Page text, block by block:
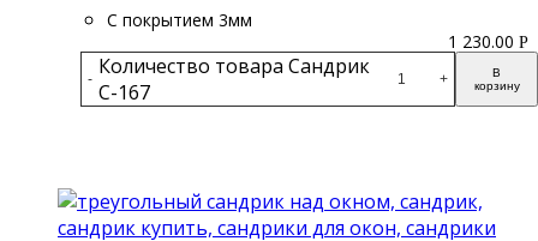
С покрытием 3мм
- Количество товара Сандрик
С-167
+
В
корзину
1 230.00 Р